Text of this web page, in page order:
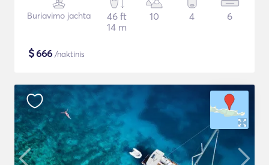
Buriavimo jachta
46 ft
14 m
10 4 6
$666 /naktinis